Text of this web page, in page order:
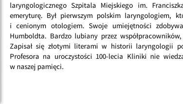
laryngologicznego Szpitala Miejskiego im.
emeryturę. Był pierwszym polskim laryngologiem,
i cenionym otologiem. Swoje umiejętności
Humboldta. Bardzo lubiany przez
Zapisał się złotymi literami w historii laryngologii
Profesora na uroczystości 100-lecia Kliniki nie
w naszej pamięci.